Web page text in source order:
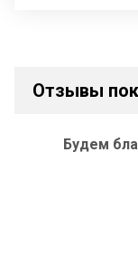
Отзывы
Будем